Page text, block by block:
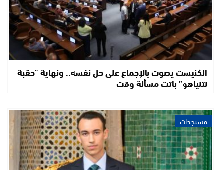
الكنيست يصوت بالإجماع على حل نفسه.. ونهاية “حقبة
نتنياهو” باتت مسألة وقت
مستجدات